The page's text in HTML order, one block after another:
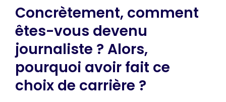
Concrètement, comment
êtes-vous devenu
journaliste ? Alors,
pourquoi avoir fait ce
choix de carrière ?